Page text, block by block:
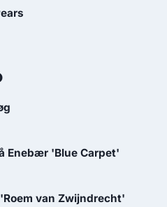
Enebær 'Blue Carpet'
van Zwijndrecht'